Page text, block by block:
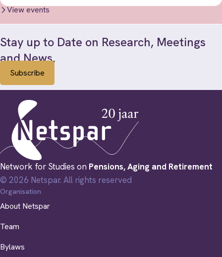
View events
Stay up to Date on Research, Meetings
and News.
Subscribe
Network for Studies on Pensions, Aging and Retirement
© 2026 Netspar. All rights reserved
Organisation
About Netspar
Team
Bylaws